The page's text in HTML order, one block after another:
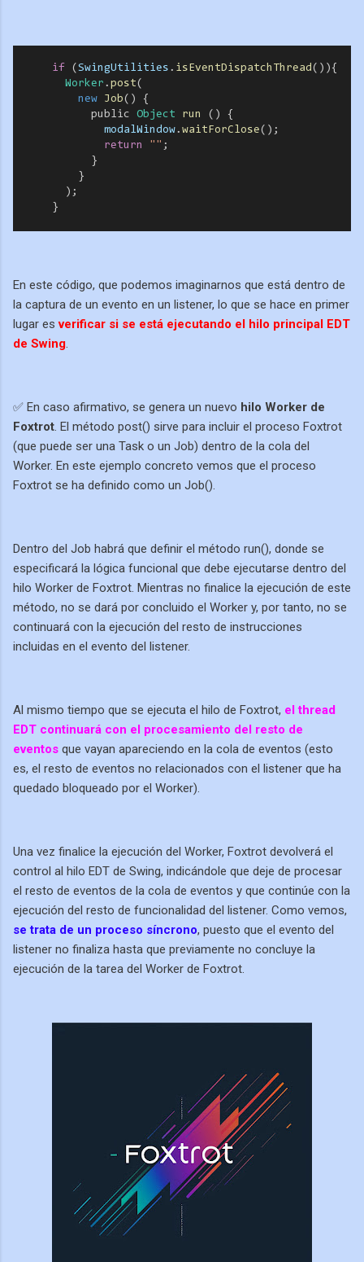
if ( SwingUtilities . isEventDispatchThread()){
Worker . post(
new
Job() {
public Object run
() {
  modalWindow
. waitForClose();
  return
"" ;
}
}
);
}
En este código, que podemos imaginarnos que está dentro de
la captura de un evento en un listener, lo que se hace en primer
lugar esverificar si se está ejecutando el hilo principal EDT
de Swing.
✅ En caso afirmativo, se genera un nuevo hilo Worker de
Foxtrot. El método post() sirve para incluir el proceso Foxtrot
(que puede ser una Task o un Job) dentro de la cola del
Worker. En este ejemplo concreto vemos que el proceso
Foxtrot se ha definido como un Job().
Dentro del Job habrá que definir el método run(), donde se
especificará la lógica funcional que debe ejecutarse dentro del
hilo Worker de Foxtrot. Mientras no finalice la ejecución de este
método, no se dará por concluido el Worker y, por tanto, no se
continuará con la ejecución del resto de instrucciones
incluidas en el evento del listener.
Al mismo tiempo que se ejecuta el hilo de Foxtrot, el thread
EDT continuará con el procesamiento del resto de
eventos que vayan apareciendo en la cola de eventos (esto
es, el resto de eventos no relacionados con el listener que ha
quedado bloqueado por el Worker).
Una vez finalice la ejecución del Worker, Foxtrot devolverá el
control al hilo EDT de Swing, indicándole que deje de procesar
el resto de eventos de la cola de eventos y que continúe con la
ejecución del resto de funcionalidad del listener. Como vemos,
se trata de un proceso síncrono, puesto que el evento del
listener no finaliza hasta que previamente no concluye la
ejecución de la tarea del Worker de Foxtrot.